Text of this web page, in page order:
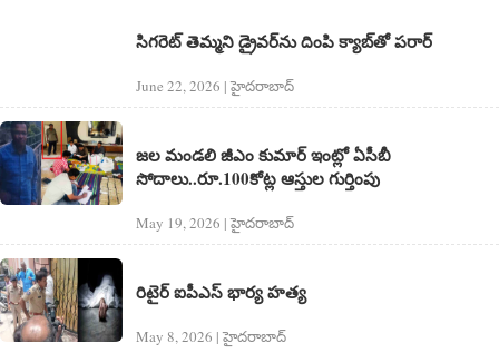
సిగరెట్‌ తెమ్మని డ్రైవర్‌ను దింపి క్యాబ్‌తో పరార్‌
June 22, 2026 | హైదరాబాద్​
జల మండలి జీఎం కుమార్ ఇంట్లో ఏసీబీ
సోదాలు..రూ.100కోట్ల ఆస్తుల గుర్తింపు
May 19, 2026 | హైదరాబాద్​
రిటైర్ ఐపీఎస్ భార్య హత్య
May 8, 2026 | హైదరాబాద్​